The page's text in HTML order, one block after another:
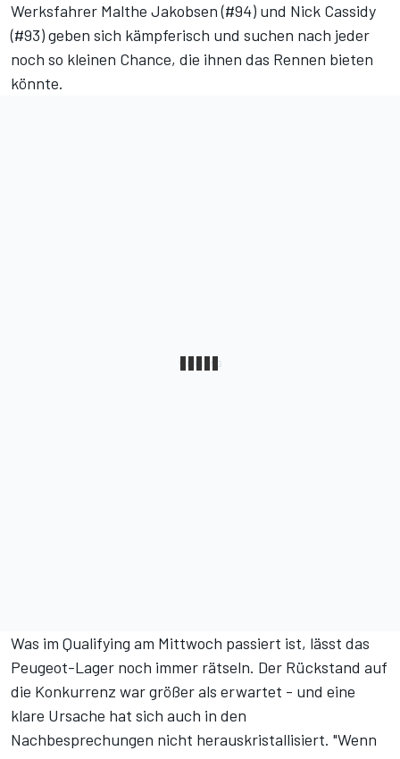
Werksfahrer Malthe Jakobsen (#94) und Nick Cassidy
(#93) geben sich kämpferisch und suchen nach jeder
noch so kleinen Chance, die ihnen das Rennen bieten
könnte.
Was im Qualifying am Mittwoch passiert ist, lässt das
Peugeot-Lager noch immer rätseln. Der Rückstand auf
die Konkurrenz war größer als erwartet - und eine
klare Ursache hat sich auch in den
Nachbesprechungen nicht herauskristallisiert. "Wenn